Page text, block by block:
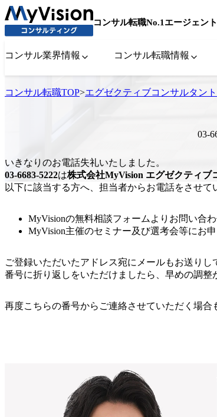
コンサル転職No.1エージェント
コンサル業界情報 コンサル転職情報
コンサル転職TOP>エグゼクティブコンサルタン
03-
いきなりのお電話失礼いたしました。
03-6683-5222は株式会社MyVision エグゼクティブ
以下に該当する方へ、担当者からお電話をさせて
MyVisionの無料相談フォームよりお問い合
MyVision主催のセミナー及び選考会等にお
ご登録いただいたアドレス宛にメールもお送り
番号に折り返しをいただけましたら、早めの調整
再度こちらの番号からご連絡させていただく場合